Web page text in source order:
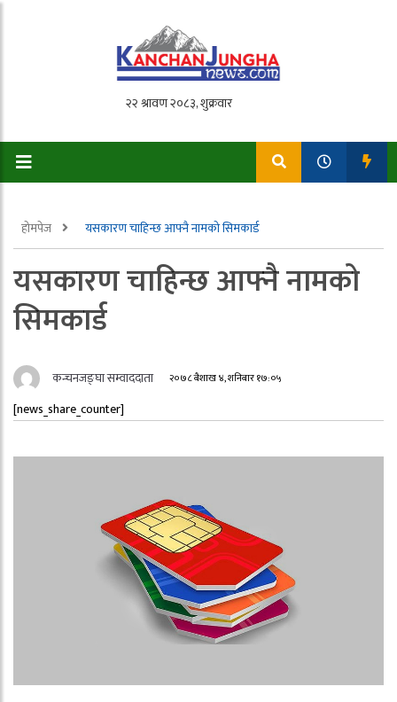
होमपेज यसकारण चाहिन्छ आफ्नै नामको सिमकार्ड
यसकारण चाहिन्छ आफ्नै नामको
सिमकार्ड
कन्चनजङ्घा सम्वाददाता २०७८ बैशाख ४, शनिबार १७:०५
[news_share_counter]